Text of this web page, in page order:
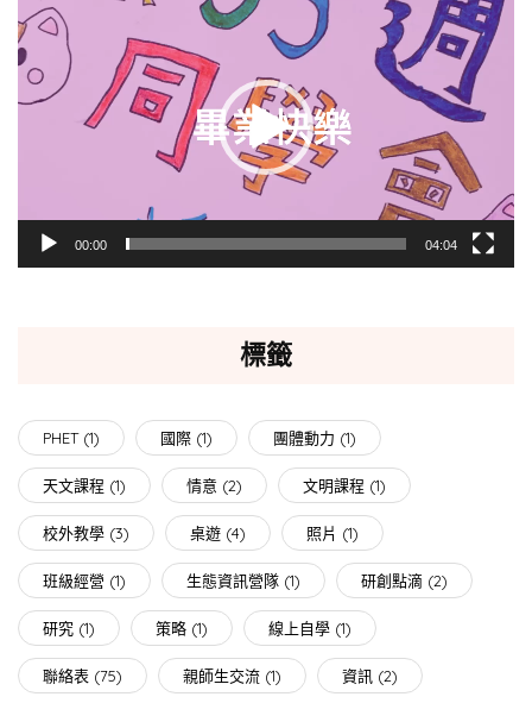
訊
播
放
00:00 04:04
標籤
PHET(1) 國際 (1) 團體動力 (1)
天文課程 (1) 情意 (2) 文明課程 (1)
校外教學 (3) 桌遊 (4) 照片 (1)
班級經營 (1) 生態資訊營隊 (1) 研創點滴 (2)
研究 (1) 策略 (1) 線上自學 (1)
聯絡表 (75) 親師生交流 (1) 資訊 (2)